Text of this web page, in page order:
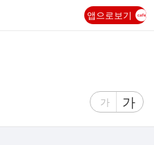
앱으로보기
글
가
글
자
가